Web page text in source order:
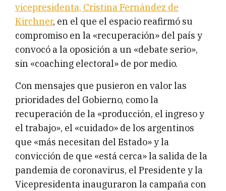
vicepresidenta, Cristina Fernández de
Kirchner, en el que el espacio reafirmó su
compromiso en la «recuperación» del país y
convocó a la oposición a un «debate serio»,
sin «coaching electoral» de por medio.
Con mensajes que pusieron en valor las
prioridades del Gobierno, como la
recuperación de la «producción, el ingreso y
el trabajo», el «cuidado» de los argentinos
que «más necesitan del Estado» y la
convicción de que «está cerca» la salida de la
pandemia de coronavirus, el Presidente y la
Vicepresidenta inauguraron la campaña con